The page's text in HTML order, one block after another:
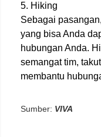
5. Hiking
Sebagai
yang bisa Anda
hubungan Anda.
semangat tim,
membantu
Sumber: VIVA